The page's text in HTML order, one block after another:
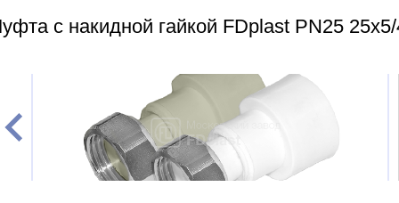
с накидной гайкой FDplast PN25